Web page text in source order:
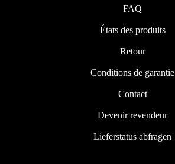
FAQ
États des produits
Retour
Conditions de garantie
Contact
Devenir revendeur
Lieferstatus abfragen